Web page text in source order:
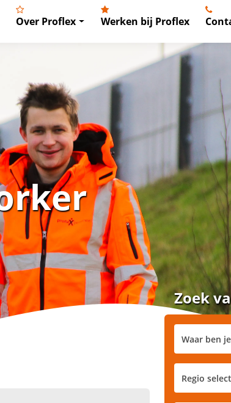
Over Proflex Werken bij Proflex
Zoek